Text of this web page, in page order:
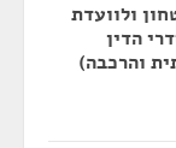
ולוועדת
הדין
והרכבה)